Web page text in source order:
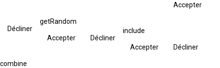
Accepter
Décliner
getRandom
Accepter Décliner
include
Accepter Décliner
combine